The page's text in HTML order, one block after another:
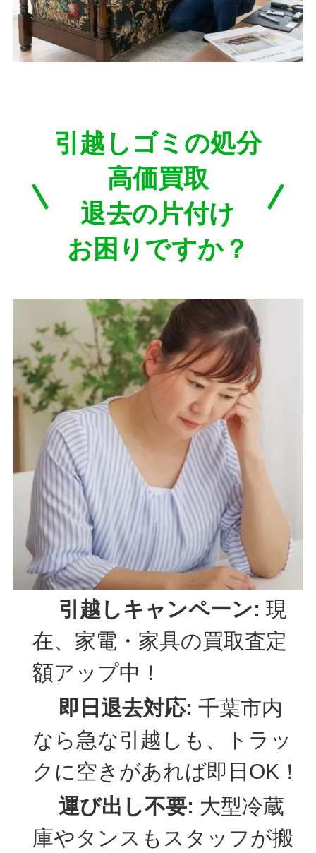
引越しゴミの処分
高価買取
退去の片付け
お困りですか？
引越しキャンペーン: 現
在、家電・家具の買取査定
額アップ中！
即日退去対応: 千葉市内
なら急な引越しも、トラッ
クに空きがあれば即日OK！
運び出し不要: 大型冷蔵
庫やタンスもスタッフが搬